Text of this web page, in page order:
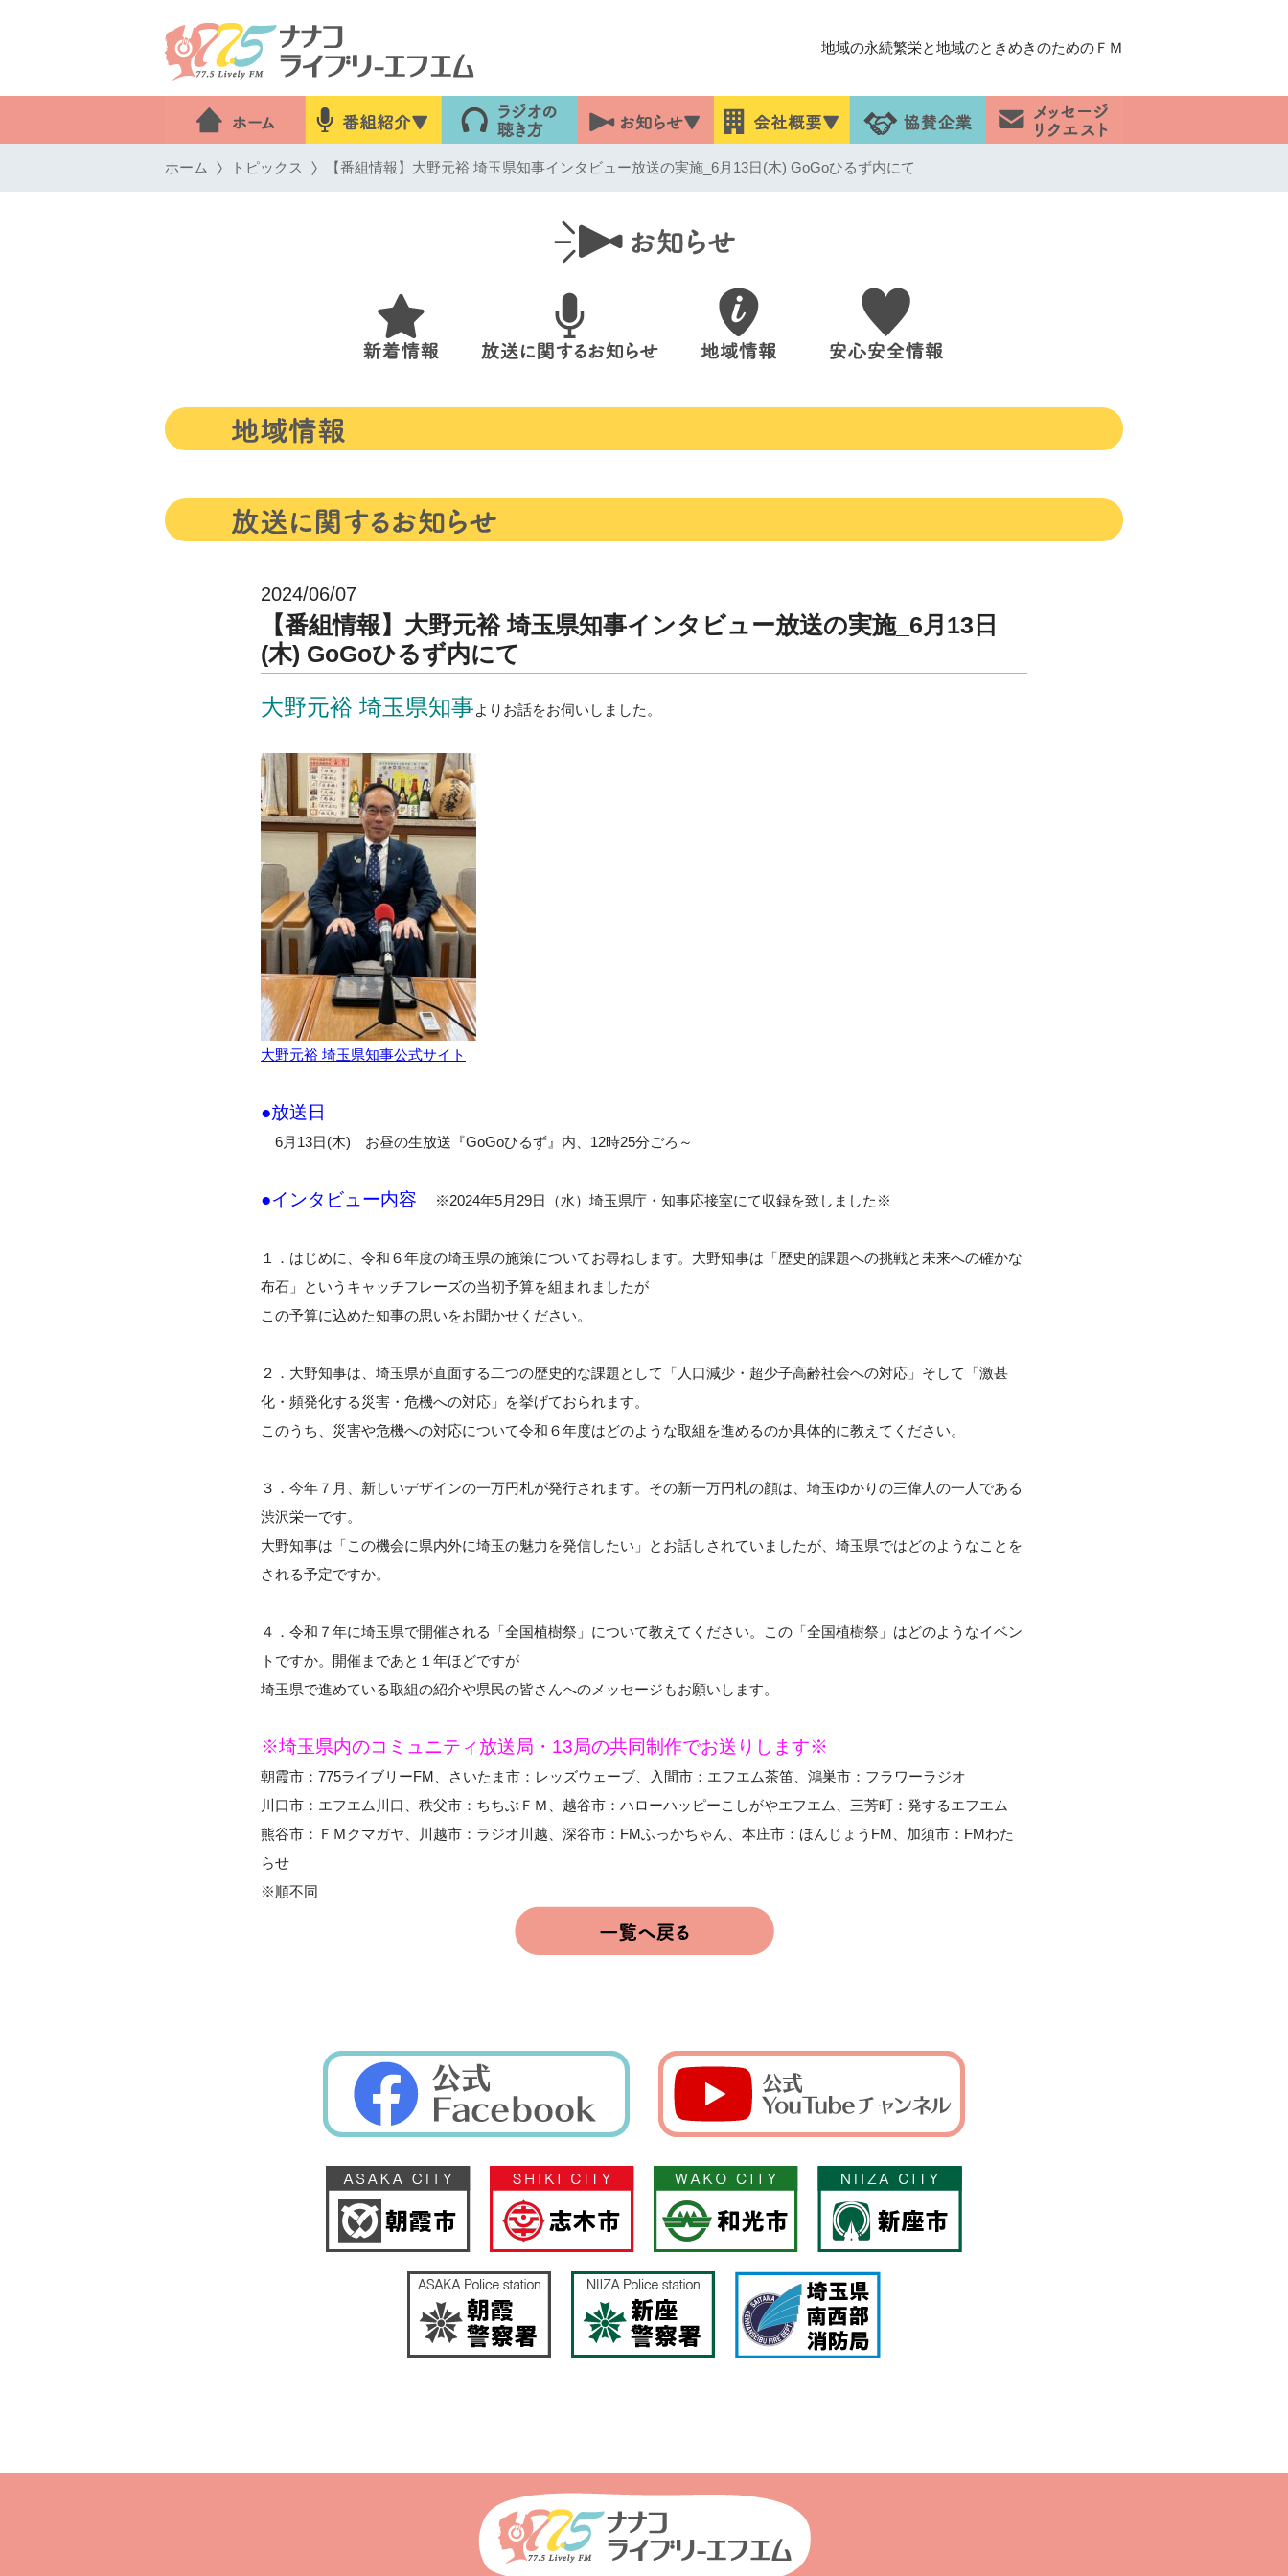
地域の永続繁栄と地域のときめきのためのＦＭ
ホーム トピックス 【番組情報】大野元裕 埼玉県知事インタビュー放送の実施_6月13日(木) GoGoひるず内にて
2024/06/07
【番組情報】大野元裕 埼玉県知事インタビュー放送の実施_6月13日
(木) GoGoひるず内にて
大野元裕 埼玉県知事よりお話をお伺いしました。
大野元裕 埼玉県知事公式サイト
●放送日
6月13日(木) お昼の生放送『GoGoひるず』内、12時25分ごろ～
●インタビュー内容 ※2024年5月29日（水）埼玉県庁・知事応接室にて収録を致しました※
１．はじめに、令和６年度の埼玉県の施策についてお尋ねします。大野知事は「歴史的課題への挑戦と未来への確かな
布石」というキャッチフレーズの当初予算を組まれましたが
この予算に込めた知事の思いをお聞かせください。
２．大野知事は、埼玉県が直面する二つの歴史的な課題として「人口減少・超少子高齢社会への対応」そして「激甚
化・頻発化する災害・危機への対応」を挙げておられます。
このうち、災害や危機への対応について令和６年度はどのような取組を進めるのか具体的に教えてください。
３．今年７月、新しいデザインの一万円札が発行されます。その新一万円札の顔は、埼玉ゆかりの三偉人の一人である
渋沢栄一です。
大野知事は「この機会に県内外に埼玉の魅力を発信したい」とお話しされていましたが、埼玉県ではどのようなことを
される予定ですか。
４．令和７年に埼玉県で開催される「全国植樹祭」について教えてください。この「全国植樹祭」はどのようなイベン
トですか。開催まであと１年ほどですが
埼玉県で進めている取組の紹介や県民の皆さんへのメッセージもお願いします。
※埼玉県内のコミュニティ放送局・13局の共同制作でお送りします※
朝霞市：775ライブリーFM、さいたま市：レッズウェーブ、入間市：エフエム茶笛、鴻巣市：フラワーラジオ
川口市：エフエム川口、秩父市：ちちぶＦＭ、越谷市：ハローハッピーこしがやエフエム、三芳町：発するエフエム
熊谷市：ＦＭクマガヤ、川越市：ラジオ川越、深谷市：FMふっかちゃん、本庄市：ほんじょうFM、加須市：FMわた
らせ
※順不同